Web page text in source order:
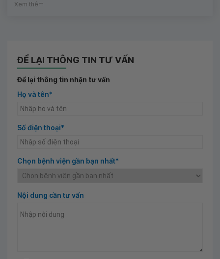
Xem thêm
ĐỂ LẠI THÔNG TIN TƯ VẤN
Để lại thông tin nhận tư vấn
Họ và tên*
Số điện thoại*
Chọn bệnh viện gần bạn nhất*
Nội dung cần tư vấn